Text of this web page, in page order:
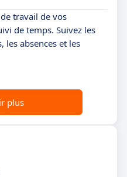
travail de vos
de temps. Suivez les
les absences et les
plus